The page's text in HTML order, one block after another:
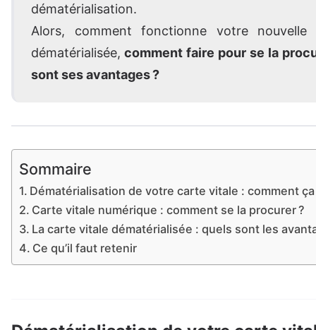
dématérialisation.
Alors, comment fonctionne votre nouvelle
dématérialisée, comment faire pour se la
sont ses avantages ?
Sommaire
Dématérialisation de votre carte vitale : comment ça
Carte vitale numérique : comment se la procurer ?
La carte vitale dématérialisée : quels sont les
Ce qu’il faut retenir